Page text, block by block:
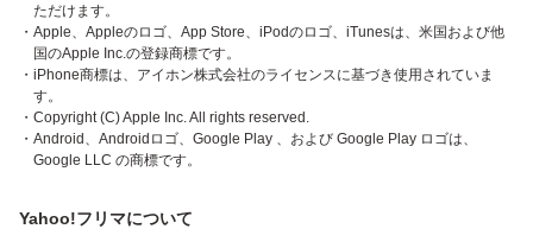
ただけます。
・Apple、Appleのロゴ、App Store、iPodのロゴ、iTunesは、米国および他
国のApple Inc.の登録商標です。
・iPhone商標は、アイホン株式会社のライセンスに基づき使用されていま
す。
・Copyright (C) Apple Inc. All rights reserved.
・Android、Androidロゴ、Google Play 、および Google Play ロゴは、
Google LLC の商標です。
Yahoo!フリマについて